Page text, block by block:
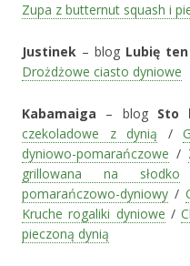
Zupa z butternut squash i
Justinek – blog Lubię
Drożdżowe ciasto dyniowe
Kabamaiga – blog Sto
czekoladowe z dynią /
dyniowo-pomarańczowe /
grillowana na słodko
pomarańczowo-dyniowy /
Kruche rogaliki dyniowe /
pieczoną dynią